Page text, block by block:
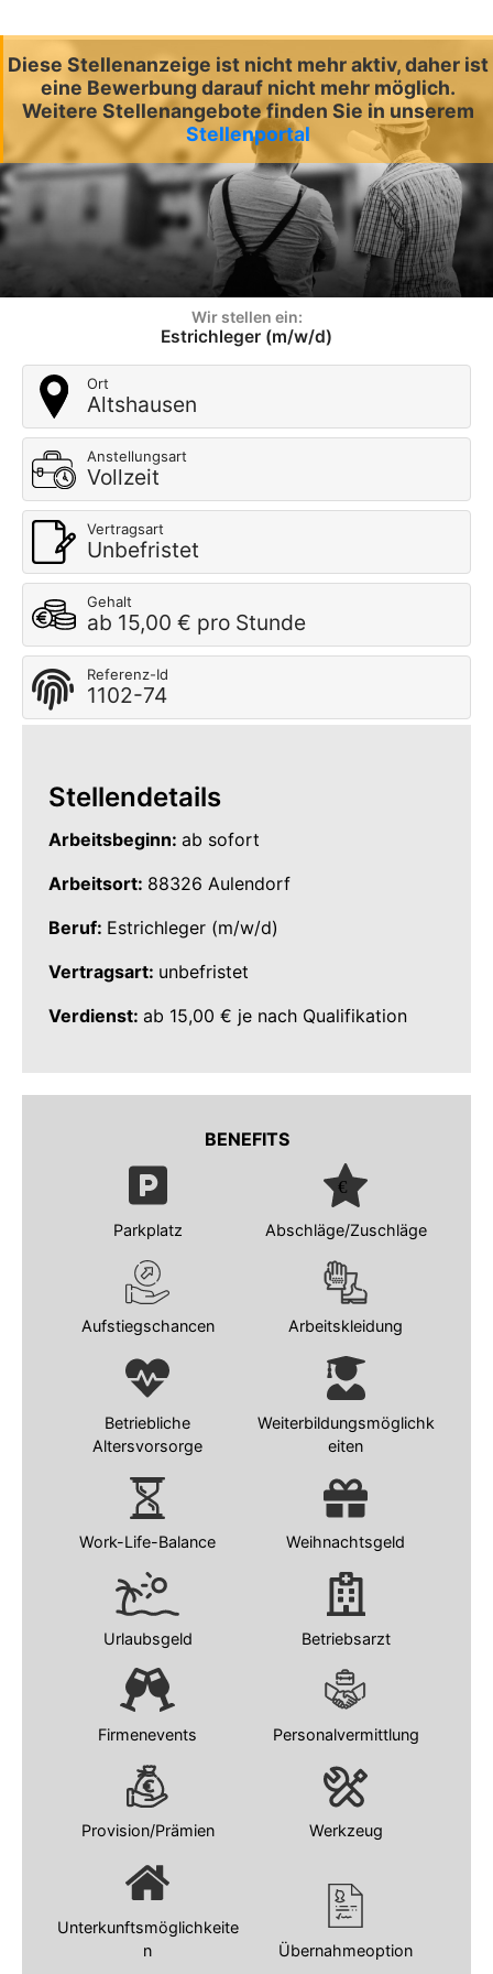
Diese Stellenanzeige ist nicht mehr aktiv, daher ist
eine Bewerbung darauf nicht mehr möglich.
Weitere Stellenangebote finden Sie in unserem
Stellenportal
Wir stellen ein:
Estrichleger (m/w/d)
Ort
Altshausen
Anstellungsart
Vollzeit
Vertragsart
Unbefristet
Gehalt
ab 15,00 € pro Stunde
Referenz-Id
1102-74
Stellendetails
Arbeitsbeginn: ab sofort
Arbeitsort: 88326 Aulendorf
Beruf: Estrichleger (m/w/d)
Vertragsart: unbefristet
Verdienst: ab 15,00 € je nach Qualifikation
BENEFITS
Parkplatz Abschläge/Zuschläge
Aufstiegschancen Arbeitskleidung
Betriebliche
Altersvorsorge
Weiterbildungsmöglichk
eiten
Work-Life-Balance Weihnachtsgeld
Urlaubsgeld Betriebsarzt
Firmenevents Personalvermittlung
Provision/Prämien Werkzeug
Unterkunftsmöglichkeite
n
Übernahmeoption